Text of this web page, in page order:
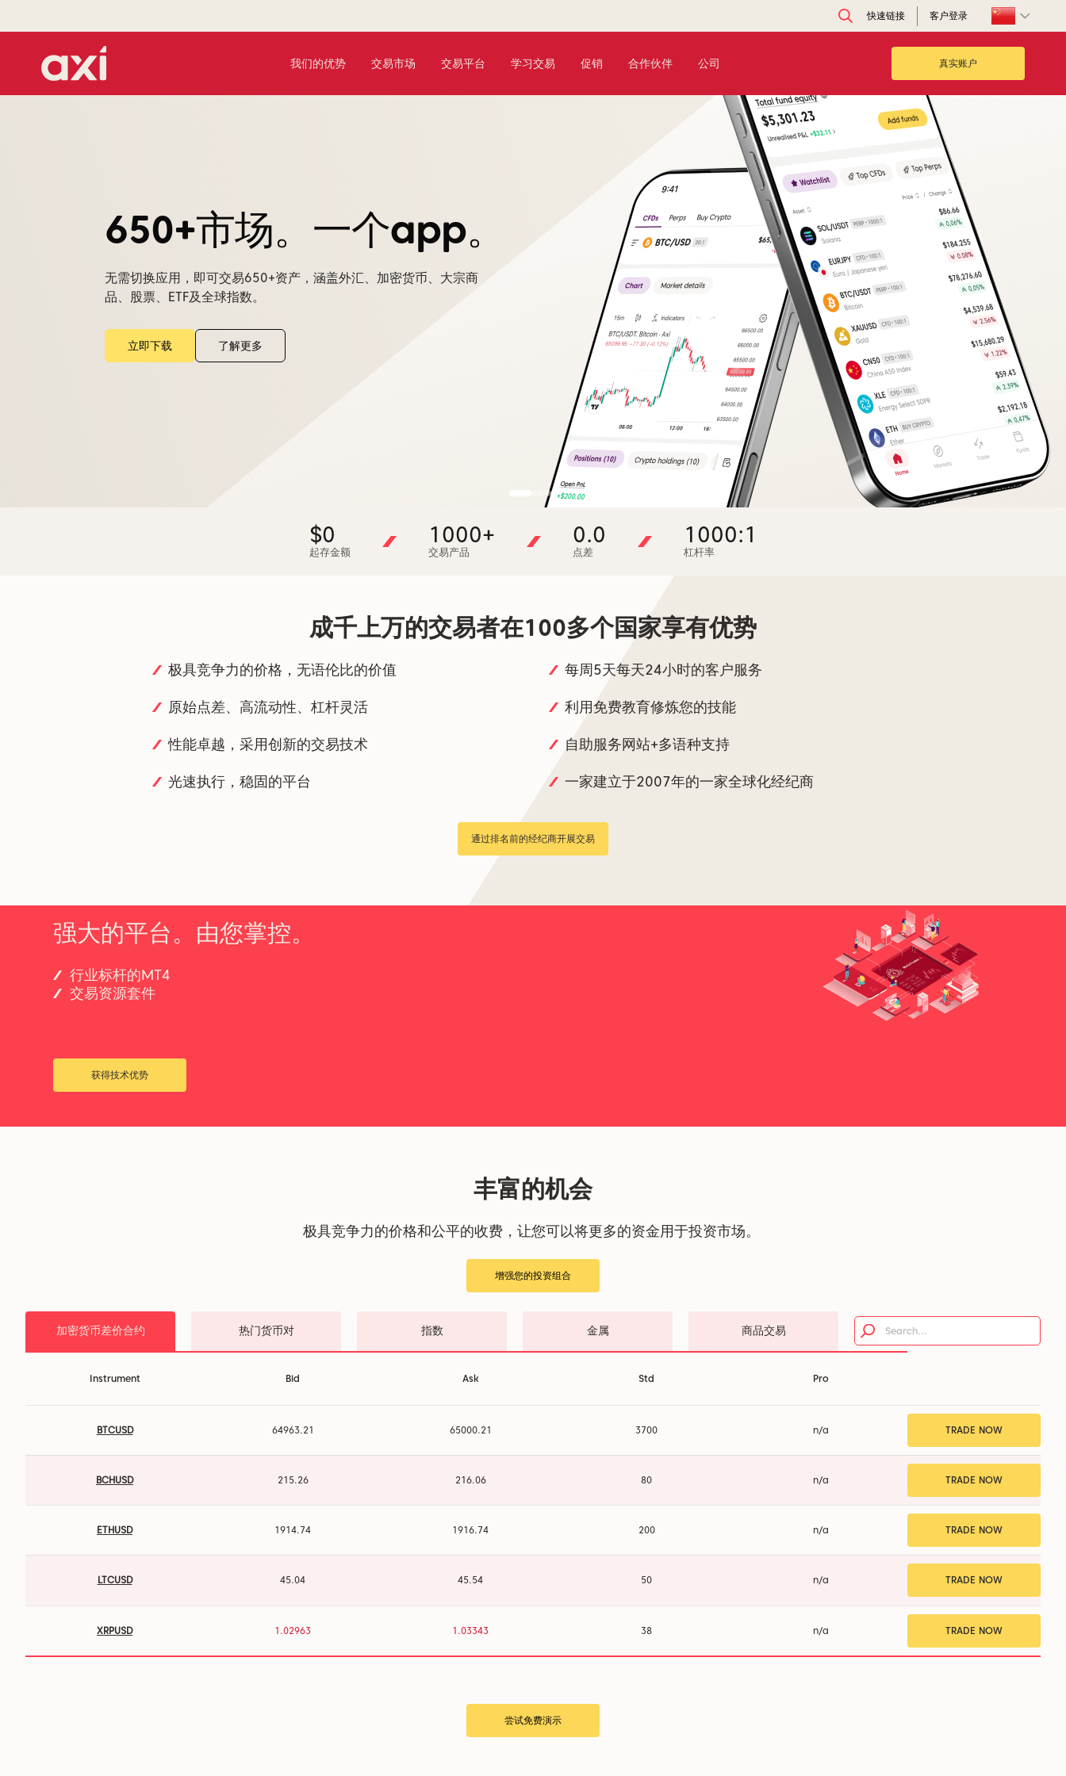
快速链接 客户登录
我们的优势 交易市场 交易平台 学习交易 促销 合作伙伴 公司 真实账户
发现它
买下它
拥有它
$0
起存金额
1000+
交易产品
0.0
点差
1000:1
杠杆率
成千上万的交易者在100多个国家享有优势
极具竞争力的价格，无语伦比的价值
原始点差、高流动性、杠杆灵活
性能卓越，采用创新的交易技术
光速执行，稳固的平台
每周5天每天24小时的客户服务
利用免费教育修炼您的技能
自助服务网站+多语种支持
一家建立于2007年的一家全球化经纪商
通过排名前的经纪商开展交易
强大的平台。由您掌控。
行业标杆的MT4
交易资源套件
获得技术优势
丰富的机会
极具竞争力的价格和公平的收费，让您可以将更多的资金用于投资市场。
增强您的投资组合
加密货币差价合约 热门货币对 指数 金属 商品交易
Instrument Bid Ask Std Pro
BTCUSD 64963.46 65000.46 3700 n/a TRADE NOW
BCHUSD 215.26 216.06 80 n/a TRADE NOW
ETHUSD 1914.74 1916.74 200 n/a TRADE NOW
LTCUSD 45.04 45.54 50 n/a TRADE NOW
XRPUSD 1.02963 1.03343 38 n/a TRADE NOW
尝试免费演示